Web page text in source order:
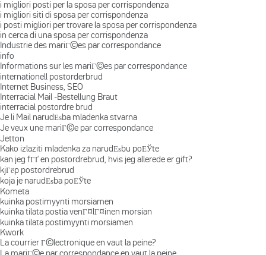
i migliori posti per la sposa per corrispondenza
i migliori siti di sposa per corrispondenza
i posti migliori per trovare la sposa per corrispondenza
in cerca di una sposa per corrispondenza
Industrie des mariГ©es par correspondance
info
Informations sur les mariГ©es par correspondance
internationell postorderbrud
Internet Business, SEO
Interracial Mail -Bestellung Braut
interracial postordre brud
Je li Mail narudЕѕba mladenka stvarna
Je veux une mariГ©e par correspondance
Jetton
Kako izlaziti mladenka za narudЕѕbu poЕЎte
kan jeg fГҐ en postordrebrud, hvis jeg allerede er gift?
kjГёp postordrebrud
koja je narudЕѕba poЕЎte
Kometa
kuinka postimyynti morsiamen
kuinka tilata postia venГ¤lГ¤inen morsian
kuinka tilata postimyynti morsiamen
Kwork
La courrier Г©lectronique en vaut la peine?
La mariГ©e par correspondance en vaut la peine